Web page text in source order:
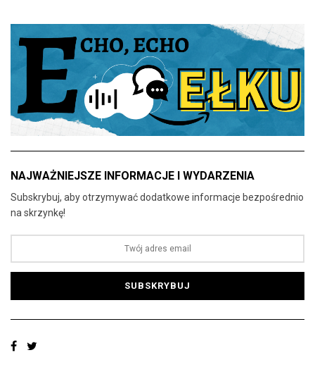
NAJWAŻNIEJSZE INFORMACJE I WYDARZENIA
Subskrybuj, aby otrzymywać dodatkowe informacje bezpośrednio
na skrzynkę!